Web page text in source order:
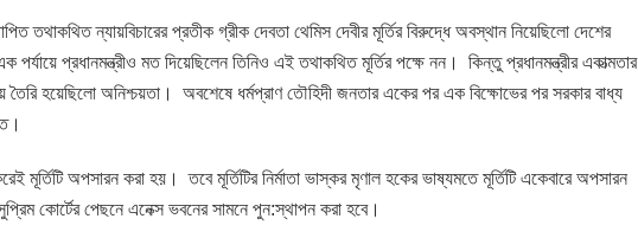
তথাকথিত ন্যায়বিচারের প্রতীক গ্রীক দেবতা থেমিস দেবীর মূর্তির বিরুদ্ধে অবস্থান নিয়েছিলো দেশের
প্রধানমন্ত্রীও মত দিয়েছিলেন তিনিও এই তথাকথিত মূর্তির পক্ষে নন। কিন্তু প্রধানমন্ত্রীর একাত্মতার
তৈরি হয়েছিলো অনিশ্চয়তা। অবশেষে ধর্মপ্রাণ তৌহিদী জনতার একের পর এক বিক্ষোভের পর সরকার বাধ্য
মূর্তিটি অপসারন করা হয়। তবে মূর্তিটির নির্মাতা ভাস্কর মৃণাল হকের ভাষ্যমতে মূর্তিটি একেবারে অপসারন
কোর্টের পেছনে এনেক্স ভবনের সামনে পুন:স্থাপন করা হবে।